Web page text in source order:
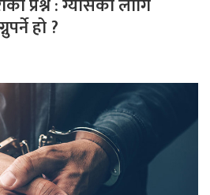
प्रश्न : ग्यासका लागि
हो ?